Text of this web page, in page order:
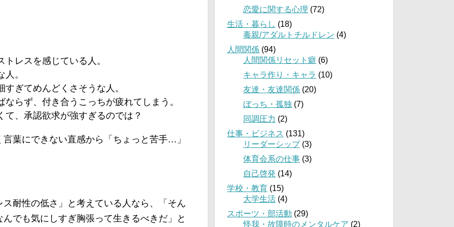
レスを感じている人。
。
ぎてめんどくさそうな人。
らず、付き合うこっちが疲れてしまう。
、承認欲求が強すぎるのでは？
葉にできない直感から「ちょっと苦手…」
耐性の低さ」と考えている人なら、「そん
でも気にしすぎ胸張って生きるべきだ」と
恋愛に関する心理 (72)
生活・暮らし (18)
毒親/アダルトチルドレン (4)
人間関係 (94)
人間関係リセット癖 (6)
キャラ作り・キャラ (10)
友達・友達関係 (20)
ぼっち・孤独 (7)
同調圧力 (2)
仕事・ビジネス (131)
リーダーシップ(3)
体育会系の仕事 (3)
自己啓発 (14)
学校・教育 (15)
大学生活 (4)
スポーツ・部活動 (29)
怪我・故障時のメンタルケア (2)